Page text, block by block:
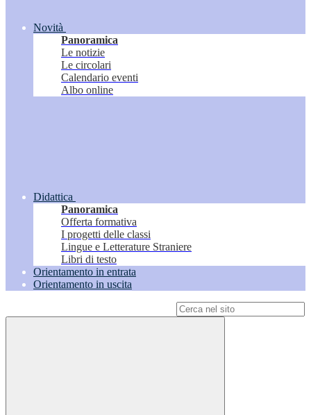
Novità
Panoramica
Le notizie
Le circolari
Calendario eventi
Albo online
Didattica
Panoramica
Offerta formativa
I progetti delle classi
Lingue e Letterature Straniere
Libri di testo
Orientamento in entrata
Orientamento in uscita